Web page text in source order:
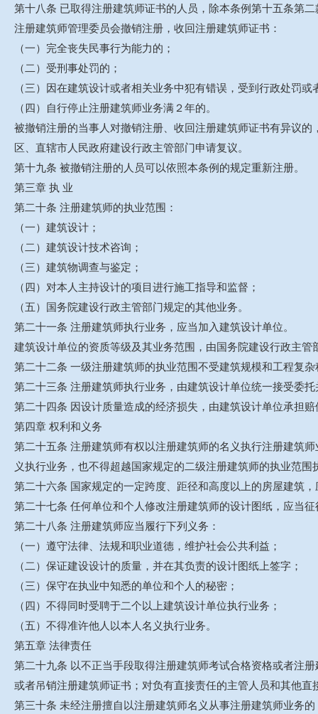
第十八条 已取得注册建筑师证书的人员，除本条例第十五条第
注册建筑师管理委员会撤销注册，收回注册建筑师证书：
（一）完全丧失民事行为能力的；
（二）受刑事处罚的；
（三）因在建筑设计或者相关业务中犯有错误，受到行政处罚
（四）自行停止注册建筑师业务满２年的。
被撤销注册的当事人对撤销注册、收回注册建筑师证书有异议
区、直辖市人民政府建设行政主管部门申请复议。
第十九条 被撤销注册的人员可以依照本条例的规定重新注册。
第三章 执 业
第二十条 注册建筑师的执业范围：
（一）建筑设计；
（二）建筑设计技术咨询；
（三）建筑物调查与鉴定；
（四）对本人主持设计的项目进行施工指导和监督；
（五）国务院建设行政主管部门规定的其他业务。
第二十一条 注册建筑师执行业务，应当加入建筑设计单位。
建筑设计单位的资质等级及其业务范围，由国务院建设行政主管
第二十二条 一级注册建筑师的执业范围不受建筑规模和工程复
第二十三条 注册建筑师执行业务，由建筑设计单位统一接受委
第二十四条 因设计质量造成的经济损失，由建筑设计单位承担
第四章 权利和义务
第二十五条 注册建筑师有权以注册建筑师的名义执行注册建筑
义执行业务，也不得超越国家规定的二级注册建筑师的执业范围
第二十六条 国家规定的一定跨度、距径和高度以上的房屋建筑
第二十七条 任何单位和个人修改注册建筑师的设计图纸，应当
第二十八条 注册建筑师应当履行下列义务：
（一）遵守法律、法规和职业道德，维护社会公共利益；
（二）保证建设设计的质量，并在其负责的设计图纸上签字；
（三）保守在执业中知悉的单位和个人的秘密；
（四）不得同时受聘于二个以上建筑设计单位执行业务；
（五）不得准许他人以本人名义执行业务。
第五章 法律责任
第二十九条 以不正当手段取得注册建筑师考试合格资格或者注
或者吊销注册建筑师证书；对负有直接责任的主管人员和其他
第三十条 未经注册擅自以注册建筑师名义从事注册建筑师业务